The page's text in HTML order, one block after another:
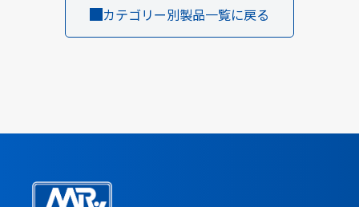
カテゴリー別製品一覧に戻る